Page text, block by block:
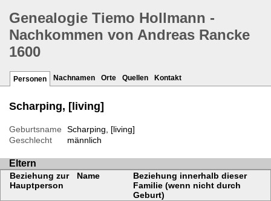
Genealogie Tiemo Hollmann -
Nachkommen von Andreas Rancke
1600
Personen Nachnamen Orte Quellen Kontakt
Scharping, [living]
Geburtsname
Scharping, [living]
Geschlecht
männlich
Eltern
Beziehung zur
Hauptperson
Name
Beziehung innerhalb dieser
Familie (wenn nicht durch
Geburt)